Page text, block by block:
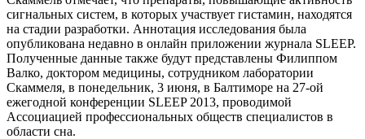
сигнальных систем, в которых участвует гистамин, находятся
на стадии разработки. Аннотация исследования была
опубликована недавно в онлайн приложении журнала SLEEP.
Полученные данные также будут представлены Филиппом
Валко, доктором медицины, сотрудником лаборатории
Скаммеля, в понедельник, 3 июня, в Балтиморе на 27-ой
ежегодной конференции SLEEP 2013, проводимой
Ассоциацией профессиональных обществ специалистов в
области сна.